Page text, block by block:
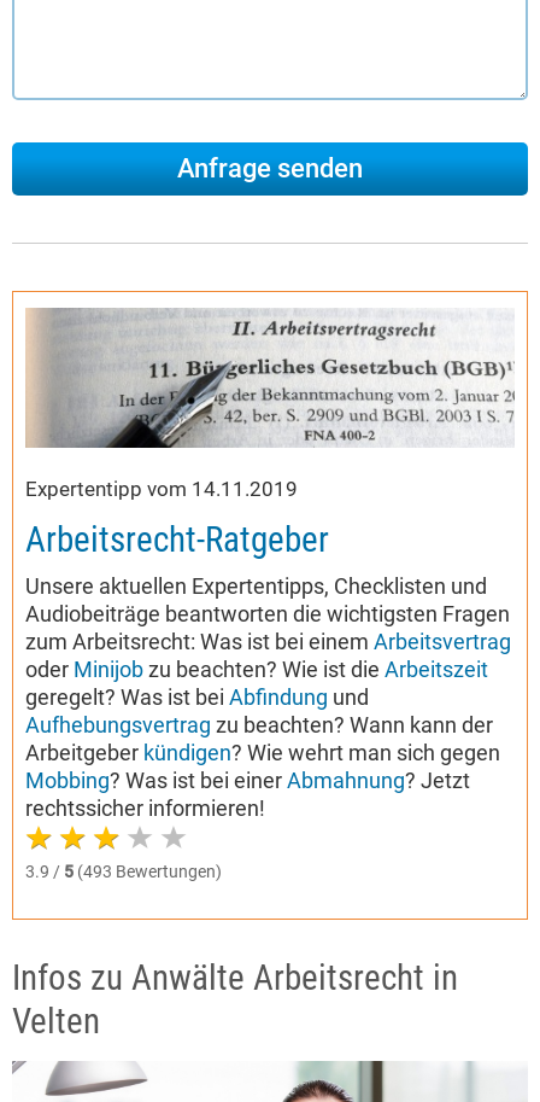
Expertentipp vom 14.11.2019
Arbeitsrecht-Ratgeber
Unsere aktuellen Expertentipps, Checklisten und
Audiobeiträge beantworten die wichtigsten Fragen
zum Arbeitsrecht: Was ist bei einem Arbeitsvertrag
oder Minijobzu beachten? Wie ist die Arbeitszeit
geregelt? Was ist bei Abfindung und
Aufhebungsvertrag zu beachten? Wann kann der
Arbeitgeber kündigen? Wie wehrt man sich gegen
Mobbing? Was ist bei einerAbmahnung? Jetzt
rechtssicher informieren!
3.9 / 5 (493 Bewertungen)
Infos zu Anwälte Arbeitsrecht in
Velten